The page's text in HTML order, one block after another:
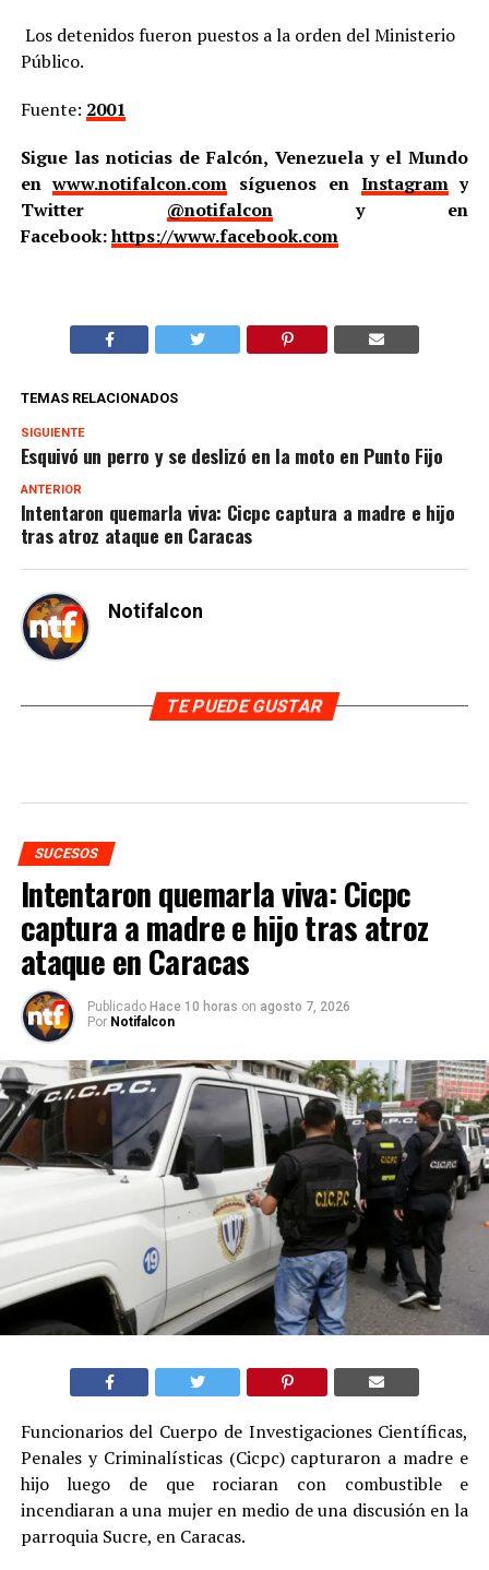
Los detenidos fueron puestos a la orden del Ministerio
Público.
Fuente: 2001
Sigue las noticias de Falcón, Venezuela y el Mundo
enwww.notifalcon.com síguenos en Instagramy
Twitter @notifalcony en
Facebook:https://www.facebook.com
TEMAS RELACIONADOS
SIGUIENTE
Esquivó un perro y se deslizó en la moto en Punto Fijo
ANTERIOR
Intentaron quemarla viva: Cicpc captura a madre e hijo
tras atroz ataque en Caracas
Notifalcon
TE PUEDE GUSTAR
SUCESOS
Intentaron quemarla viva: Cicpc
captura a madre e hijo tras atroz
ataque en Caracas
Publicado Hace 10 horas on agosto 7, 2026
Por Notifalcon
Funcionarios del Cuerpo de Investigaciones Científicas,
Penales y Criminalísticas (Cicpc) capturaron a madre e
hijo luego de que rociaran con combustible e
incendiaran a una mujer en medio de una discusión en la
parroquia Sucre, en Caracas.